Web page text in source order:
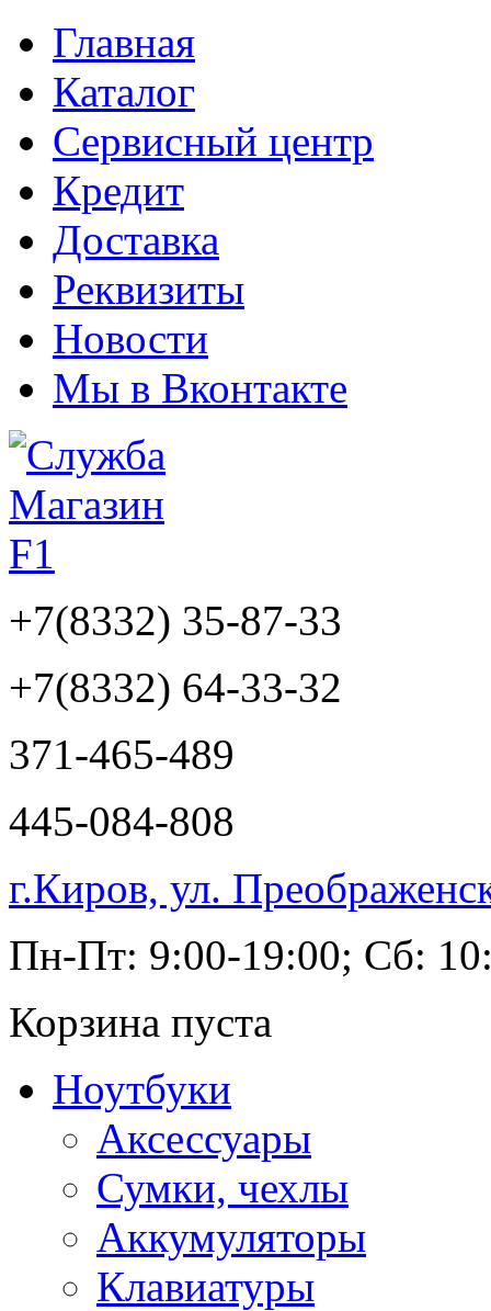
Главная
Каталог
Сервисный центр
Кредит
Доставка
Реквизиты
Новости
Мы в Вконтакте
+7(8332) 35-87-33
+7(8332) 64-33-32
371-465-489
445-084-808
г.Киров, ул.
Пн-Пт: 9:00-19:00; Сб:
Корзина пуста
Ноутбуки
Аксессуары
Сумки, чехлы
Аккумуляторы
Клавиатуры